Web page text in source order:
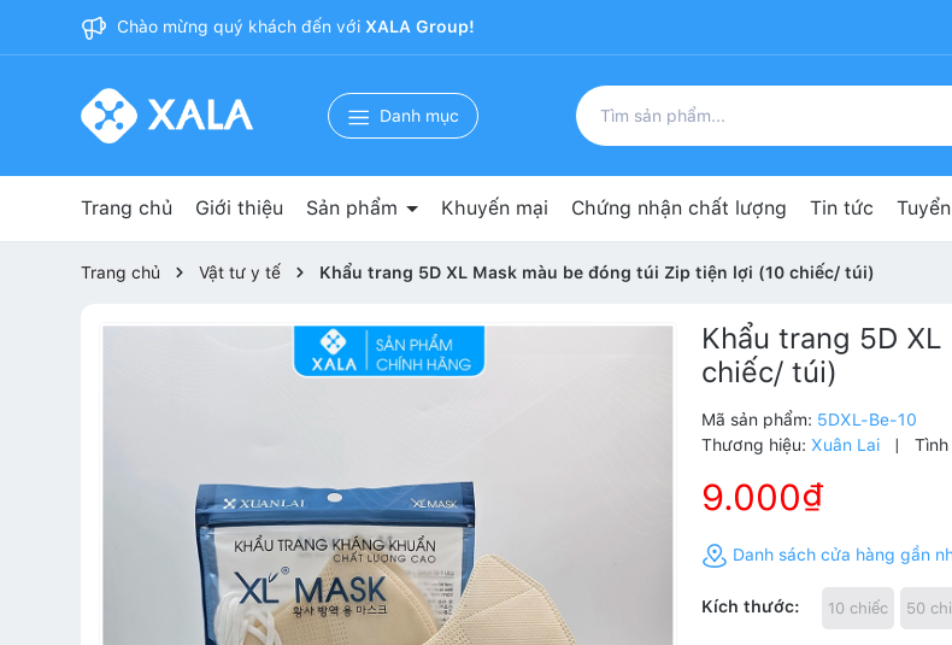
Chào mừng quý khách đến với XALA Group!
Danh mục
Trang chủ Giới thiệu Sản phẩm Khuyến mại Chứng nhận chất lượng Tin tức
Trang chủ Vật tư y tế Khẩu trang 5D XL Mask màu be đóng túi Zip tiện lợi (10 chiếc/ túi)
Khẩu trang 5D
chiếc/ túi)
Mã sản phẩm: 5DXL-Be-10
Thương hiệu: Xuân Lai |
9.000₫
Danh sách cửa hàng gần
Kích thước: 10 chiếc 50